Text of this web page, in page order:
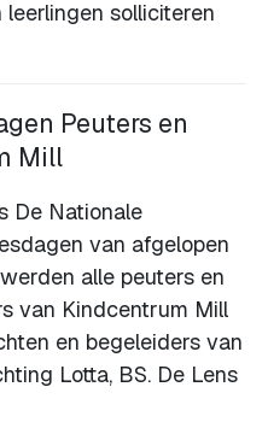
leerlingen solliciteren
Peuters en
Mill
De Nationale
van afgelopen
alle peuters en
van Kindcentrum Mill
en begeleiders van
Lotta, BS. De Lens